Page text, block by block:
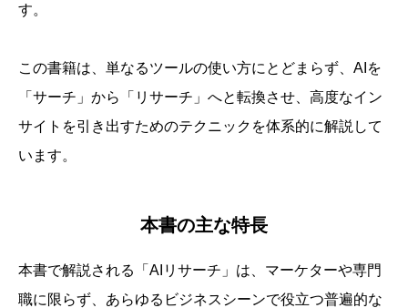
す。
この書籍は、単なるツールの使い方にとどまらず、AIを
「サーチ」から「リサーチ」へと転換させ、高度なイン
サイトを引き出すためのテクニックを体系的に解説して
います。
本書の主な特長
本書で解説される「AIリサーチ」は、マーケターや専門
職に限らず、あらゆるビジネスシーンで役立つ普遍的な